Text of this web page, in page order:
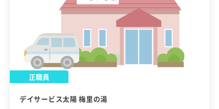
正職員
デイサービス太陽 梅里の湯